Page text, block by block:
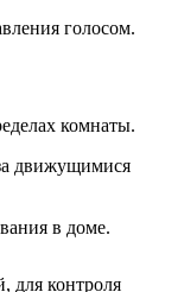
голосом.
комнаты.
движущимися
в доме.
для контроля